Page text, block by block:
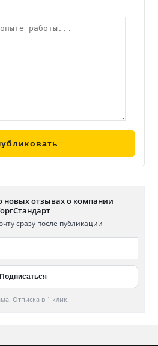
новых отзывах о компании
сразу после публикации
Отписка в 1 клик.